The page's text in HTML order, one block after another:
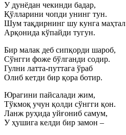
У дунёдан чекинди бадар,
Қўлларини чопди унинг тун.
Шум тақдирнинг шу кунга маҳтал
Арқонида кўпайди тугун.
Бир малак деб сипқорди шароб,
Сўнгги фоже бўлганди содир.
Гулни латта-путтага ўраб
Олиб кетди бир қора ботир.
Юрагини пайсалади жим,
Тўкмоқ учун қолди сўнгги қон.
Ланж руҳида уйғониб самум,
У ҳушига келди бир замон –